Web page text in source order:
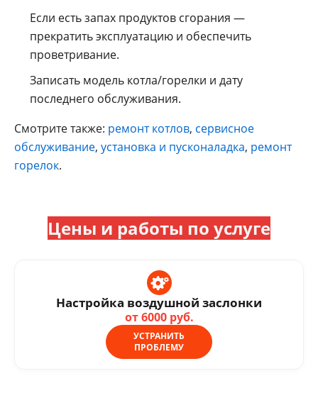
Если есть запах продуктов сгорания —
прекратить эксплуатацию и обеспечить
проветривание.
Записать модель котла/горелки и дату
последнего обслуживания.
Смотрите также: ремонт котлов, сервисное
обслуживание, установка и пусконаладка, ремонт
горелок.
Цены и работы по услуге
Настройка воздушной заслонки
от 6000 руб.
УСТРАНИТЬ
ПРОБЛЕМУ